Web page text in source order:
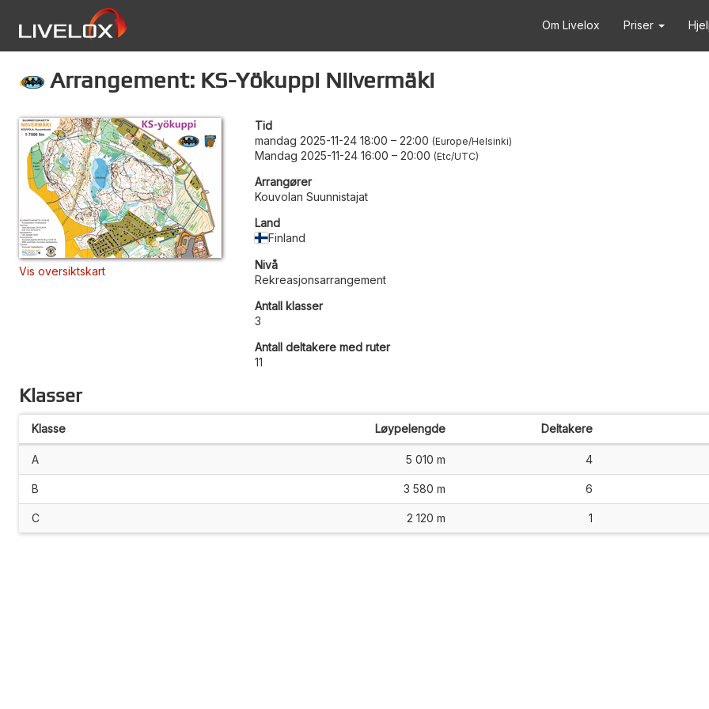
Om Livelox Priser
Arrangement: KS-Yökuppi Niivermäki
Vis oversiktskart
Tid
mandag 2025-11-24 18:00 – 22:00 Europe/Helsinki
Mandag 2025-11-24 16:00 – 20:00 Etc/UTC
Arrangører
Kouvolan Suunnistajat
Land
Finland
Nivå
Rekreasjonsarrangement
Antall klasser
3
Antall deltakere med ruter
11
Klasser
Klasse Løypelengde Deltakere
A 5 010 m 4
B 3 580 m 6
C 2 120 m 1